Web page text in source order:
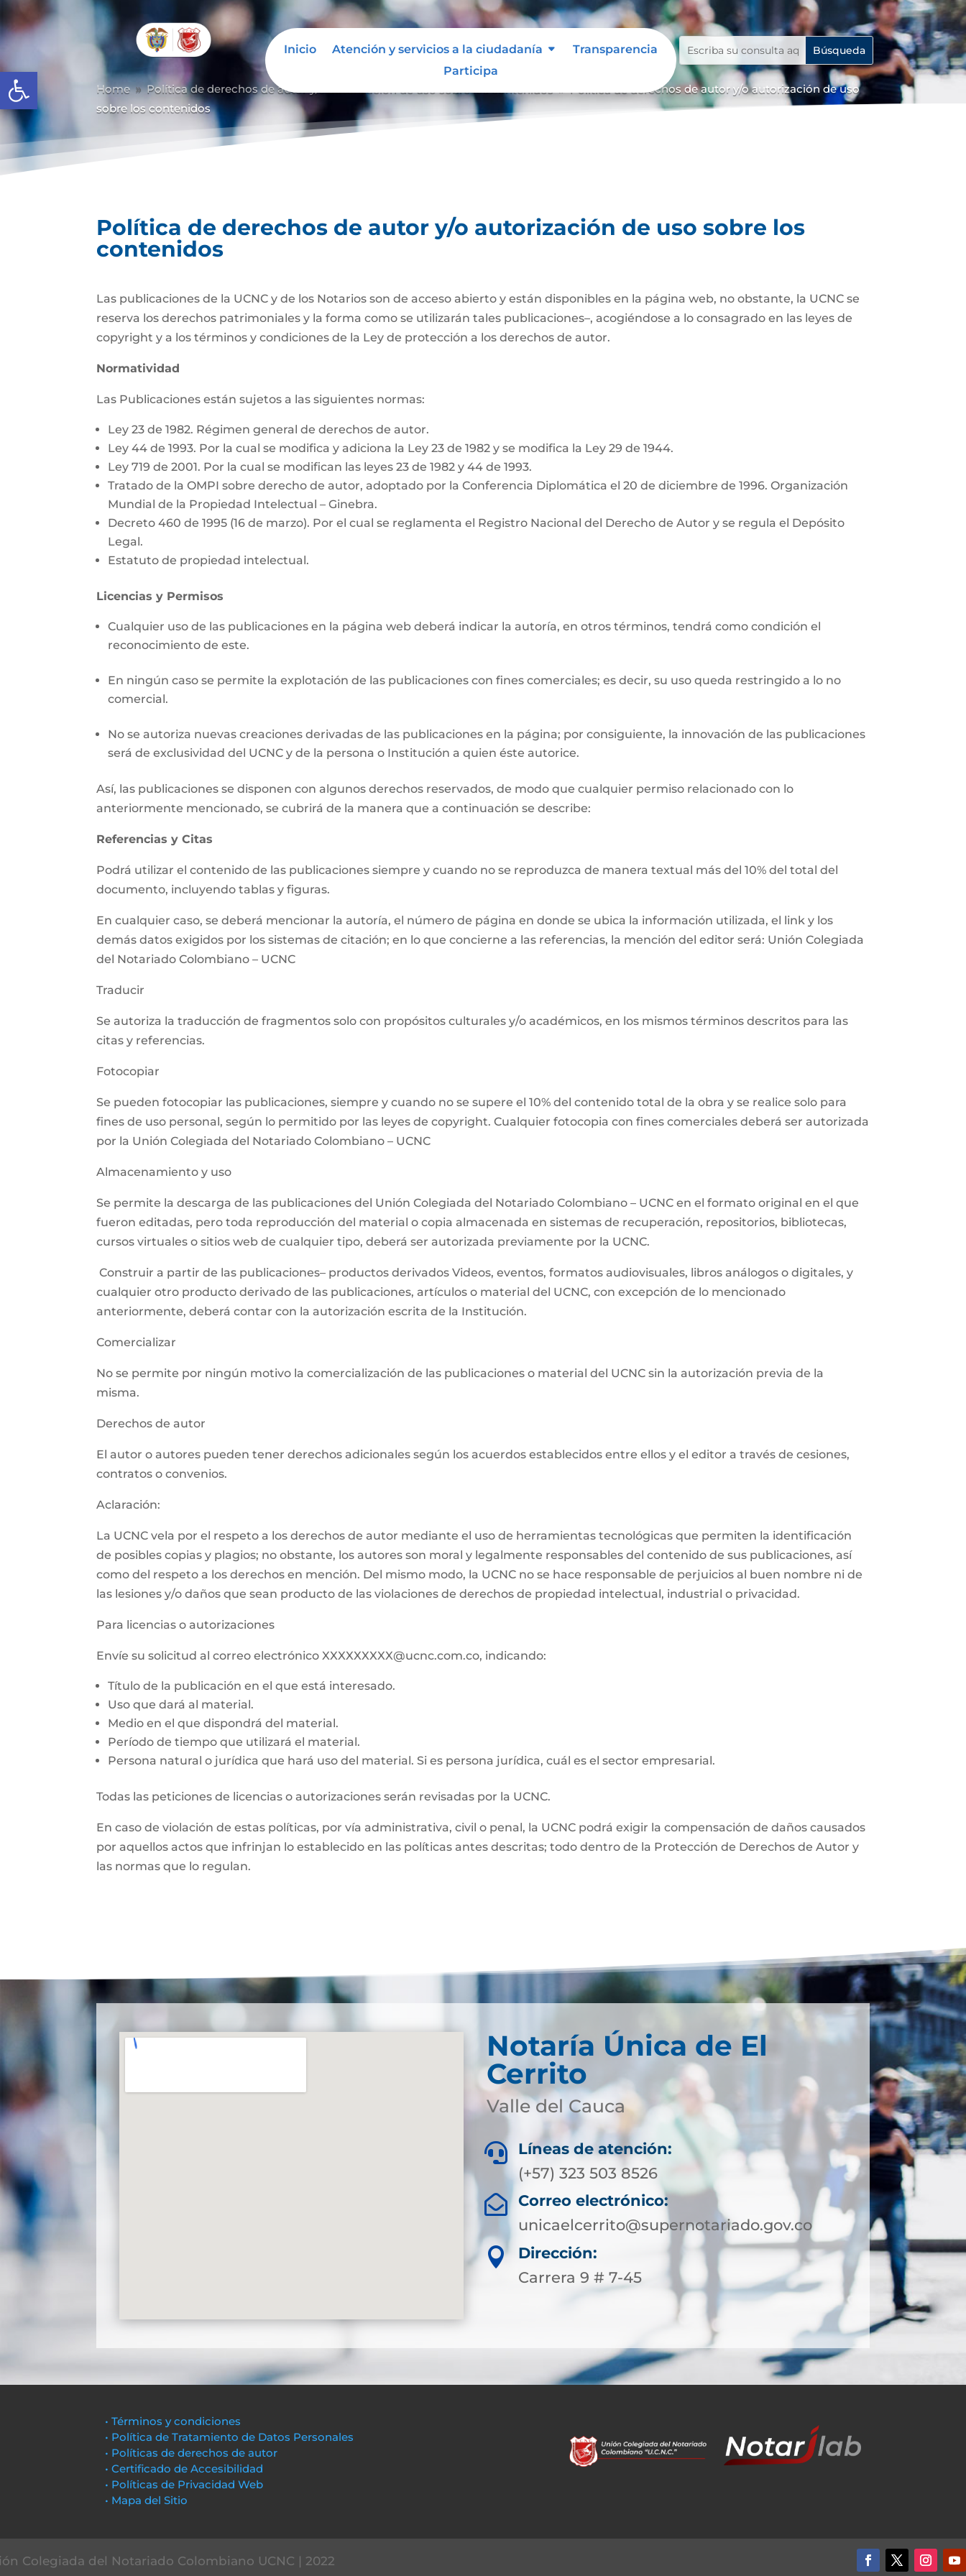
Abrir barra de herramientas
Inicio Atención y servicios a la ciudadanía
Transparencia
Participa
Home 9 Política de derechos de autor y/
Política de derechos de autor y/o autorización de uso
sobre los contenidos
Política de derechos de autor y/o autorización de uso sobre los
contenidos
Las publicaciones de la UCNC y de los Notarios son de acceso abierto y están disponibles en la página web, no obstante, la UCNC se
reserva los derechos patrimoniales y la forma como se utilizarán tales publicaciones–, acogiéndose a lo consagrado en las leyes de
copyright y a los términos y condiciones de la Ley de protección a los derechos de autor.
Normatividad
Las Publicaciones están sujetos a las siguientes normas:
Ley 23 de 1982. Régimen general de derechos de autor.
Ley 44 de 1993. Por la cual se modifica y adiciona la Ley 23 de 1982 y se modifica la Ley 29 de 1944.
Ley 719 de 2001. Por la cual se modifican las leyes 23 de 1982 y 44 de 1993.
Tratado de la OMPI sobre derecho de autor, adoptado por la Conferencia Diplomática el 20 de diciembre de 1996. Organización
Mundial de la Propiedad Intelectual – Ginebra.
Decreto 460 de 1995 (16 de marzo). Por el cual se reglamenta el Registro Nacional del Derecho de Autor y se regula el Depósito
Legal.
Estatuto de propiedad intelectual.
Licencias y Permisos
Cualquier uso de las publicaciones en la página web deberá indicar la autoría, en otros términos, tendrá como condición el
reconocimiento de este.
En ningún caso se permite la explotación de las publicaciones con fines comerciales; es decir, su uso queda restringido a lo no
comercial.
No se autoriza nuevas creaciones derivadas de las publicaciones en la página; por consiguiente, la innovación de las publicaciones
será de exclusividad del UCNC y de la persona o Institución a quien éste autorice.
Así, las publicaciones se disponen con algunos derechos reservados, de modo que cualquier permiso relacionado con lo
anteriormente mencionado, se cubrirá de la manera que a continuación se describe:
Referencias y Citas
Podrá utilizar el contenido de las publicaciones siempre y cuando no se reproduzca de manera textual más del 10% del total del
documento, incluyendo tablas y figuras.
En cualquier caso, se deberá mencionar la autoría, el número de página en donde se ubica la información utilizada, el link y los
demás datos exigidos por los sistemas de citación; en lo que concierne a las referencias, la mención del editor será: Unión Colegiada
del Notariado Colombiano – UCNC
Traducir
Se autoriza la traducción de fragmentos solo con propósitos culturales y/o académicos, en los mismos términos descritos para las
citas y referencias.
Fotocopiar
Se pueden fotocopiar las publicaciones, siempre y cuando no se supere el 10% del contenido total de la obra y se realice solo para
fines de uso personal, según lo permitido por las leyes de copyright. Cualquier fotocopia con fines comerciales deberá ser autorizada
por la Unión Colegiada del Notariado Colombiano – UCNC
Almacenamiento y uso
Se permite la descarga de las publicaciones del Unión Colegiada del Notariado Colombiano – UCNC en el formato original en el que
fueron editadas, pero toda reproducción del material o copia almacenada en sistemas de recuperación, repositorios, bibliotecas,
cursos virtuales o sitios web de cualquier tipo, deberá ser autorizada previamente por la UCNC.
Construir a partir de las publicaciones– productos derivados Videos, eventos, formatos audiovisuales, libros análogos o digitales, y
cualquier otro producto derivado de las publicaciones, artículos o material del UCNC, con excepción de lo mencionado
anteriormente, deberá contar con la autorización escrita de la Institución.
Comercializar
No se permite por ningún motivo la comercialización de las publicaciones o material del UCNC sin la autorización previa de la
misma.
Derechos de autor
El autor o autores pueden tener derechos adicionales según los acuerdos establecidos entre ellos y el editor a través de cesiones,
contratos o convenios.
Aclaración:
La UCNC vela por el respeto a los derechos de autor mediante el uso de herramientas tecnológicas que permiten la identificación
de posibles copias y plagios; no obstante, los autores son moral y legalmente responsables del contenido de sus publicaciones, así
como del respeto a los derechos en mención. Del mismo modo, la UCNC no se hace responsable de perjuicios al buen nombre ni de
las lesiones y/o daños que sean producto de las violaciones de derechos de propiedad intelectual, industrial o privacidad.
Para licencias o autorizaciones
Envíe su solicitud al correo electrónico XXXXXXXXX@ucnc.com.co, indicando:
Título de la publicación en el que está interesado.
Uso que dará al material.
Medio en el que dispondrá del material.
Período de tiempo que utilizará el material.
Persona natural o jurídica que hará uso del material. Si es persona jurídica, cuál es el sector empresarial.
Todas las peticiones de licencias o autorizaciones serán revisadas por la UCNC.
En caso de violación de estas políticas, por vía administrativa, civil o penal, la UCNC podrá exigir la compensación de daños causados
por aquellos actos que infrinjan lo establecido en las políticas antes descritas; todo dentro de la Protección de Derechos de Autor y
las normas que lo regulan.
Notaría Única de El
Cerrito
Valle del Cauca

Líneas de atención:
(+57) 323 503 8526

Correo electrónico:
unicaelcerrito@supernotariado.gov.co

Dirección:
Carrera 9 # 7-45
• Términos y condiciones
• Política de Tratamiento de Datos Personales
• Políticas de derechos de autor
• Certificado de Accesibilidad
• Políticas de Privacidad Web
• Mapa del Sitio
Colegiada del Notariado Colombiano UCNC | 2022